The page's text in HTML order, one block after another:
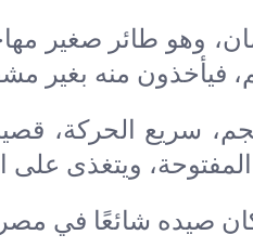
وهو طائر صغير
فيأخذون منه بغير
سريع الحركة،
ويتغذى
صيده شائعًا في مصر